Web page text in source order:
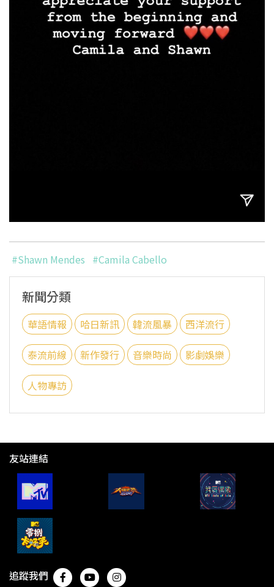
#Shawn Mendes #Camila Cabello
新聞分類
華語情報 哈日新訊 韓流風暴 西洋流行
泰流前線 新作發行 音樂時尚 影劇娛樂
人物專訪
友站連結
追蹤我們